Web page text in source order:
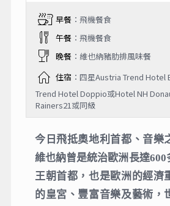
早餐：飛機餐食
午餐：飛機餐食
晚餐：維也納豬肋排風味餐
住宿 ：四星Austria Trend
Trend Hotel Doppio或Hotel NH
Rainers21或同級
今日飛抵奧地利首都、音樂
維也納曾是統治歐洲長達600
王朝首都，也是歐洲的經濟
的皇宮、豐富音樂及藝術，